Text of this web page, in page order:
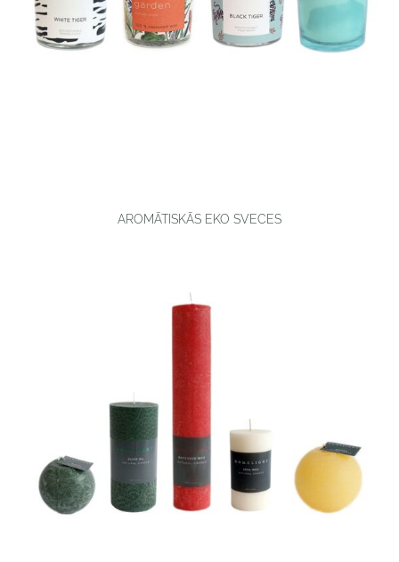
AROMĀTISKĀS EKO SVECES